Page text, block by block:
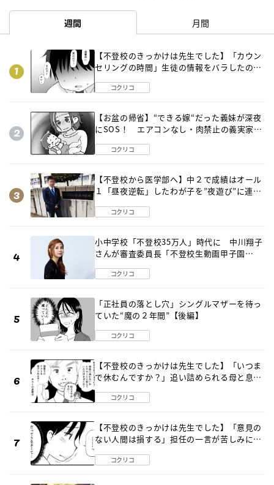
週間 月間
【不登校のきっかけは先生でした】「カウン
セリングの時間」生徒の情報をバラしたの
コクリコ
【お盆の帰省】“できる嫁“だった義妹が深夜
にSOS！ エアコンなし・肉禁止の義実家ル
コクリコ
【不登校から医学部へ】中２で成績はオール
１「昼夜逆転」したわが子を”夜遊び”に連れ
コクリコ
小中学校「不登校35万人」時代に 中川翔子
さんが審査委員長「不登校生動画甲子園
コクリコ
「正社員の落とし穴」シングルマザーを待っ
ていた“魔の２年間”【後編】
コクリコ
【不登校のきっかけは先生でした】「いつま
で休むんですか？」追い詰められる母と息子
コクリコ
【不登校のきっかけは先生でした】「意見の
ない人間は損する」担任の一言が苦しみに…
コクリコ